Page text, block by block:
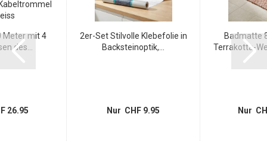
Meter mit 4
des...
26.95
2er-Set Stilvolle Klebefolie in
Backsteinoptik,...
Nur CHF 9.95
Badmatte
Terrakotta-
Nur